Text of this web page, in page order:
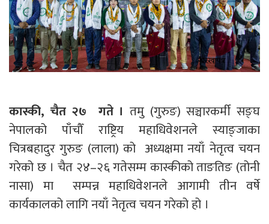
कास्की, चैत २७ गते । तमु (गुरुङ) सञ्चारकर्मी सङ्घ
नेपालको पाँचौँ राष्ट्रिय महाधिवेशनले स्याङ्जाका
चित्रबहादुर गुरुङ (लाला) को अध्यक्षमा नयाँ नेतृत्व चयन
गरेको छ । चैत २४–२६ गतेसम्म कास्कीको ताङतिङ (तोनी
नासा) मा सम्पन्न महाधिवेशनले आगामी तीन वर्षे
कार्यकालको लागि नयाँ नेतृत्व चयन गरेको हो ।